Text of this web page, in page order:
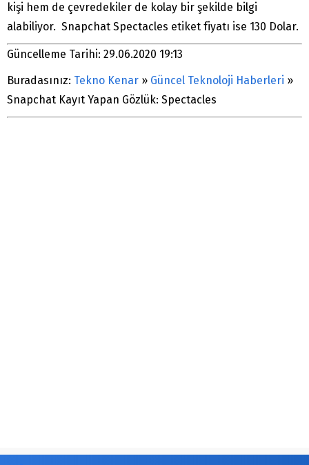
kişi hem de çevredekiler de kolay bir şekilde bilgi
alabiliyor. Snapchat Spectacles etiket fiyatı ise 130 Dolar.
Güncelleme Tarihi: 29.06.2020 19:13
Buradasınız: Tekno Kenar » Güncel Teknoloji Haberleri »
Snapchat Kayıt Yapan Gözlük: Spectacles